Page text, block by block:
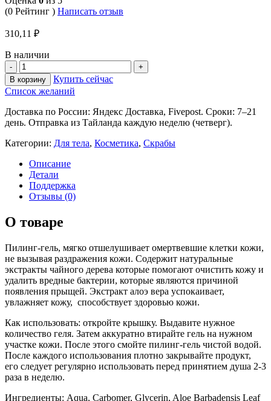
(0 Рейтинг ) Написать отзыв
310,11 ₽
В наличии
В корзину
Купить сейчас
Список желаний
Доставка по России: Яндекс Доставка, Fivepost. Сроки: 7–21
день. Отправка из Тайланда каждую неделю (четверг).
Категории: Для тела, Косметика, Скрабы
Описание
Детали
Поддержка
Отзывы (0)
О товаре
Пилинг-гель, мягко отшелушивает омертвевшие клетки кожи,
не вызывая раздражения кожи. Содержит натуральные
экстракты чайного дерева которые помогают очистить кожу и
удалить вредные бактерии, которые являются причиной
появления прыщей. Экстракт алоэ вера успокаивает,
увлажняет кожу, способствует здоровью кожи.
Как использовать: откройте крышку. Выдавите нужное
количество геля. Затем аккуратно втирайте гель на нужном
участке кожи. После этого смойте пилинг-гель чистой водой.
После каждого использования плотно закрывайте продукт,
его следует регулярно использовать перед принятием душа 2-3
раза в неделю.
Ингредиенты: Aqua, Carbomer, Glycerin, Aloe Barbadensis Leaf